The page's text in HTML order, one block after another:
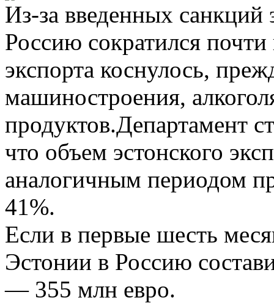
Из-за введенных санкций
Россию сократился
экспорта коснулось,
машиностроения,
продуктов.Департамент
что объем эстонского
аналогичным периодом
41%.
Если в первые шесть
Эстонии в Россию
— 355 млн евро.